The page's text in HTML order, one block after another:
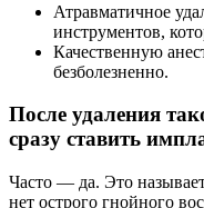
Атравматичное
инструментов,
Качественную
безболезненно.
После удаления
сразу ставить
Часто — да. Это
нет острого гнойного